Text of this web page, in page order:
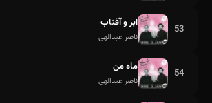
53 ابر و آفتاب
ناصر عبدالهی
54 ماه من
ناصر عبدالهی